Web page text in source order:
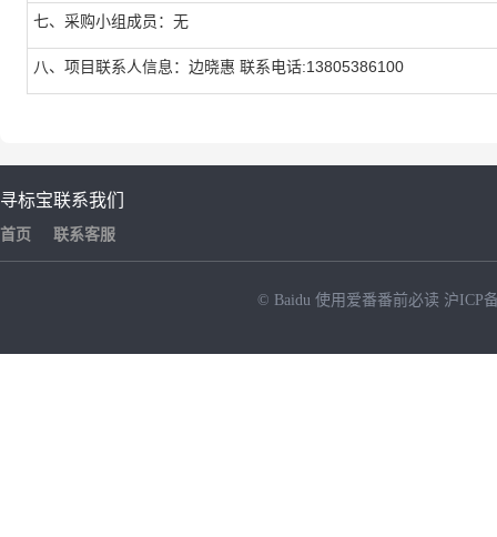
七、采购小组成员：无
八、项目联系人信息：边晓惠 联系电话:13805386100
寻标宝
首页
联系我们
联系客服
© Baidu 使用爱番番前必读 沪ICP